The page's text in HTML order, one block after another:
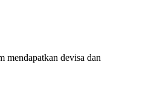
mendapatkan devisa dan